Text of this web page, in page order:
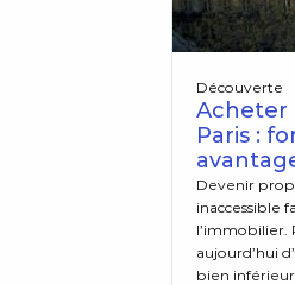
Acheter
Paris :
Découverte
Devenir
inaccessible
l’immobilier.
aujourd’hui
bien